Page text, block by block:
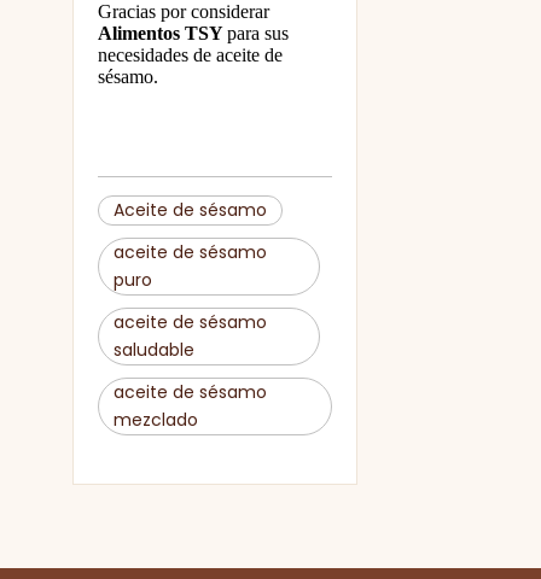
Gracias por considerar
Alimentos TSYpara sus
necesidades de aceite de
sésamo.
Aceite de sésamo
aceite de sésamo
puro
aceite de sésamo
saludable
aceite de sésamo
mezclado